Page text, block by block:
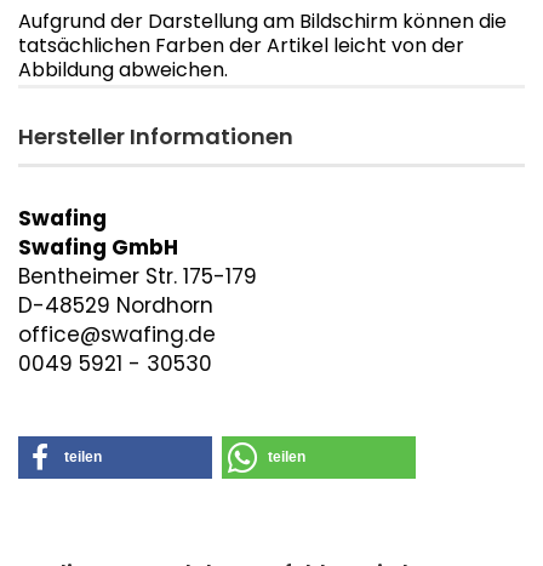
Aufgrund der Darstellung am Bildschirm können die
tatsächlichen Farben der Artikel leicht von der
Abbildung abweichen.
Hersteller Informationen
Swafing
Swafing GmbH
Bentheimer Str. 175-179
D-48529 Nordhorn
office@swafing.de
0049 5921 - 30530
teilen teilen